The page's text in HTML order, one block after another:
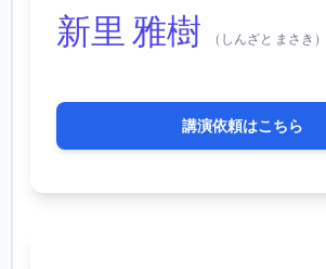
新里 雅樹 （しんざと まさき）
講演依頼はこちら